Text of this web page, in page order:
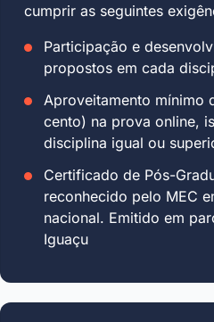
cumprir as seguintes
Participação e
propostos em cada
Aproveitamento mínimo
cento) na prova online,
disciplina igual ou
Certificado de Pós-
reconhecido pelo MEC
nacional. Emitido em
Iguaçu